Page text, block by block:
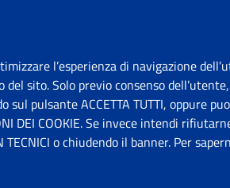
l’esperienza di navigazione
sito. Solo previo consenso
pulsante ACCETTA TUTTI, oppure
DEI COOKIE. Se invece intendi
TECNICI o chiudendo il banner. Per